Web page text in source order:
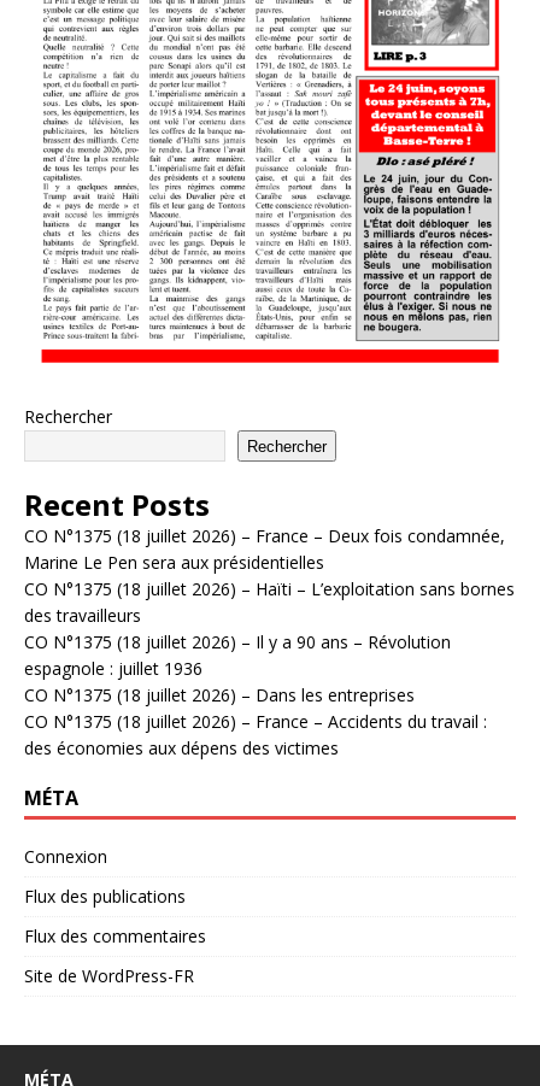
Rechercher
Rechercher
Recent Posts
CO N°1375 (18 juillet 2026) – France – Deux fois condamnée,
Marine Le Pen sera aux présidentielles
CO N°1375 (18 juillet 2026) – Haïti – L’exploitation sans bornes
des travailleurs
CO N°1375 (18 juillet 2026) – Il y a 90 ans – Révolution
espagnole : juillet 1936
CO N°1375 (18 juillet 2026) – Dans les entreprises
CO N°1375 (18 juillet 2026) – France – Accidents du travail :
des économies aux dépens des victimes
MÉTA
Connexion
Flux des publications
Flux des commentaires
Site de WordPress-FR
MÉTA